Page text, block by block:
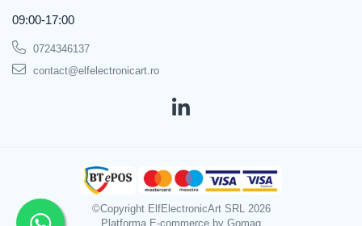
09:00-17:00
0724346137
contact@elfelectronicart.ro
©Copyright ElfElectronicArt SRL 2026
Platforma E-commerce by Gomag